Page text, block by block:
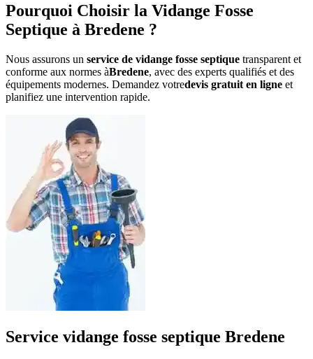
Pourquoi Choisir la Vidange Fosse
Septique à Bredene ?
Nous assurons un service de vidange fosse septique transparent et
conforme aux normes àBredene, avec des experts qualifiés et des
équipements modernes. Demandez votredevis gratuit en ligne et
planifiez une intervention rapide.
Service vidange fosse septique Bredene